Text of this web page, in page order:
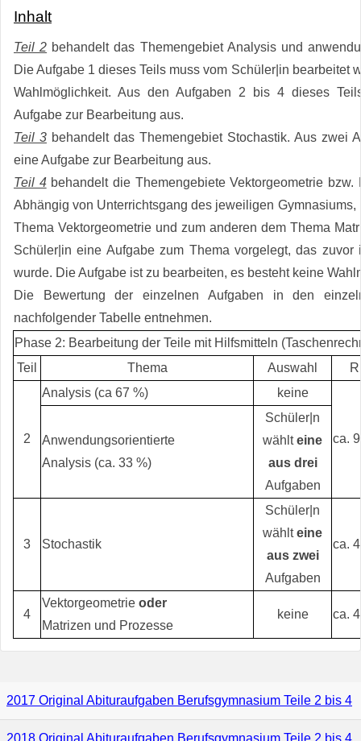
Inhalt
Teil 2 behandelt das Themengebiet Analysis und
Die Aufgabe 1 dieses Teils muss vom Schüler|in bearbeitet
Wahlmöglichkeit. Aus den Aufgaben 2 bis 4 dieses
Aufgabe zur Bearbeitung aus.
Teil 3 behandelt das Themengebiet Stochastik. Aus zwei
eine Aufgabe zur Bearbeitung aus.
Teil 4behandelt die Themengebiete Vektorgeometrie bzw.
Abhängig von Unterrichtsgang des jeweiligen Gymnasiums,
Thema Vektorgeometrie und zum anderen dem Thema
Schüler|in eine Aufgabe zum Thema vorgelegt, das zuvor
wurde. Die Aufgabe ist zu bearbeiten, es besteht keine
Die Bewertung der einzelnen Aufgaben in den
nachfolgender Tabelle entnehmen.
Phase 2: Bearbeitung der Teile mit Hilfsmitteln
Teil
Thema Auswahl
2
Analysis (ca 67 %) keine
ca.
Anwendungsorientierte
Analysis (ca. 33 %)
Schüler|n
wählteine
aus drei
Aufgaben
3 Stochastik
Schüler|n
wählteine
aus zwei
Aufgaben
ca.
4
Vektorgeometrie oder
Matrizen und Prozesse
keine ca.
2017 Original Abituraufgaben Berufsgymnasium Teile 2 bis 4
2018 Original Abituraufgaben Berufsgymnasium Teile 2 bis 4